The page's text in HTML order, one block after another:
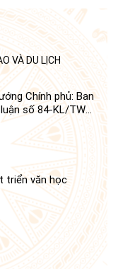
VÀ DU LỊCH
Chính phủ: Ban
số 84-KL/TW
trị tiếp tục thực
6 năm 2008
dựng và phát triển
triển văn học